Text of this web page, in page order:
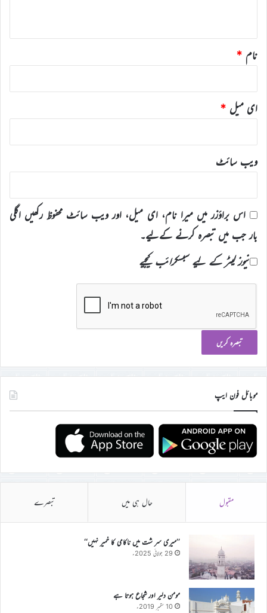
نام *
ای میل *
ویب‌ سائٹ
اس براؤزر میں میرا نام، ای میل، اور ویب سائٹ محفوظ رکھیں اگلی
بار جب میں تبصرہ کرنے کےلیے۔
نیوز لیٹر کے لیے سبسکرائب کیجیے
موبائل فون ایپ
مقبول حال ہی میں تبصرے
’’میری سر شت میں ناکامی کا خمیر نہیں‘‘
29 جولائی 2025ء
مومن دلیر اور شجاع ہوتا ہے
10 ستمبر 2019ء